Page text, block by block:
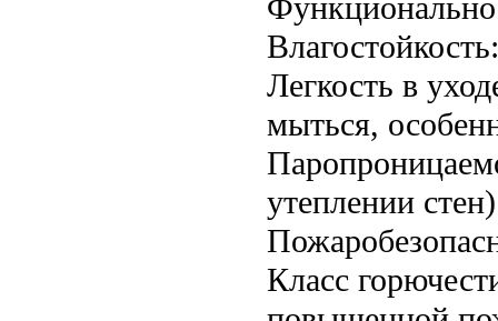
Легкость в
мыться,
утеплении
Класс